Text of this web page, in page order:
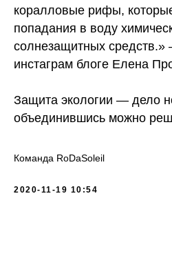
коралловые рифы,
попадания в воду
солнезащитных
инстаграм блоге Елена
Защита экологии — дело
объединившись можно
Команда RoDaSoleil
2020-11-19 10:54